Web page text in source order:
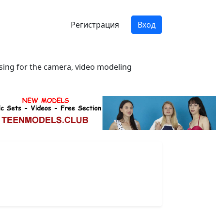
Регистрация Вход
for the camera, video modeling